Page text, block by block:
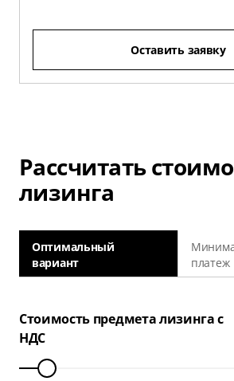
Оставить заявку
Рассчитать
лизинга
Оптимальный
вариант
платеж
Стоимость предмета лизинга с
НДС